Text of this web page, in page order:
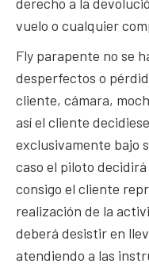
vuelo o cualquier
Fly parapente no se
desperfectos o
cliente, cámara,
así el cliente
exclusivamente bajo
caso el piloto
consigo el cliente
realización de la
deberá desistir en
atendiendo a las